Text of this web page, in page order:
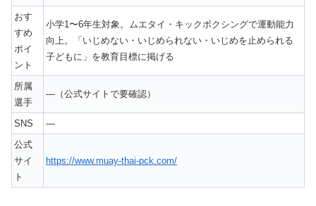
おす
すめ
ポイ
ント
小学1〜6年生対象。ムエタイ・キックボクシングで運動能力
向上。「いじめない・いじめられない・いじめを止められる
子どもに」を教育目標に掲げる
所属
選手
—（公式サイトで要確認）
SNS
—
公式
サイ
ト
https://www.muay-thai-pck.com/